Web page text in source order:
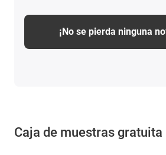
¡No se pierda ninguna
Caja de muestras gratuita